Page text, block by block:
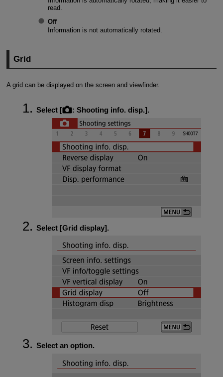
read.
Off
Information is not automatically rotated.
Grid
A grid can be displayed on the screen and viewfinder.
Select [ : Shooting info. disp.].
Select [Grid display].
Select an option.